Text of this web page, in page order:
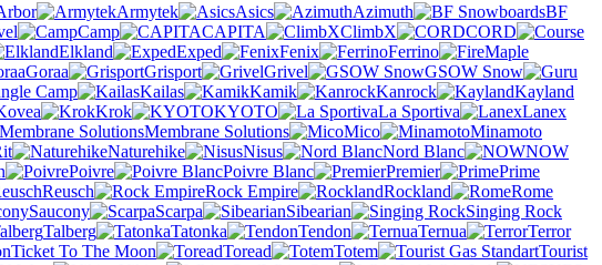
Armytek Asics Azimuth
BF
Camp CAPITA ClimbX
CORD
Elkland Exped Fenix
Ferrino
Goraa Grisport Grivel
GSOW Snow
Camp Kailas Kamik Kanrock
Kayland
Krok KYOTO La Sportiva
Lanex
Membrane Solutions Mico
Minamoto
Naturehike Nisus Nord Blanc
NOW
Poivre Poivre Blanc Premier
Prime
Reusch Rock Empire Rockland
Rome
Saucony Scarpa Sibearian
Singing Rock
Talberg Tatonka Tendon Ternua
Terror
Ticket To The Moon Toread Totem
Tourist